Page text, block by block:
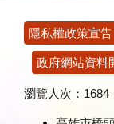
隱私權政策宣告
政府網站資料
瀏覽人次： 1684